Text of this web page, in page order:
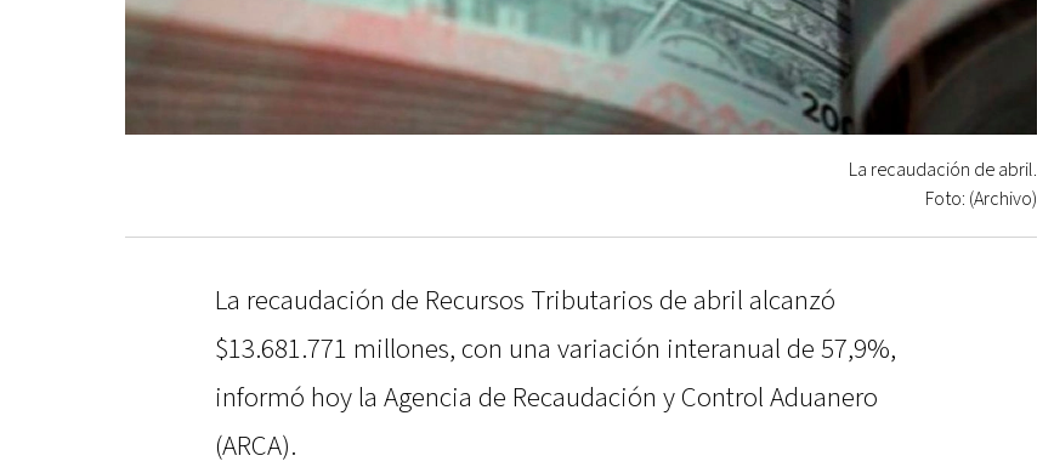
La recaudación de abril.
Foto: (Archivo)
La recaudación de Recursos Tributarios de abril alcanzó
$13.681.771 millones, con una variación interanual de 57,9%,
informó hoy la Agencia de Recaudación y Control Aduanero
(ARCA).